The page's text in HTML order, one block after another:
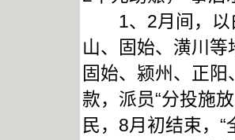
1、2月间，以白
山、固始、潢川
固始、颍州、正阳
款，派员“分投施
民，8月初结束，“